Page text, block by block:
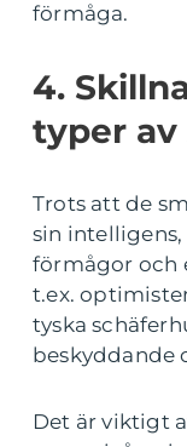
förmåga.
4.
typer av
Trots att de
sin intelligens,
förmågor och
t.ex.
tyska
beskyddande
Det är viktigt